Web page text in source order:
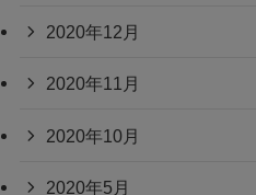
2020年12月
2020年11月
2020年10月
2020年5月